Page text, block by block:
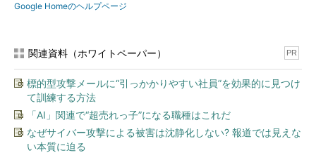
Google Homeのヘルプページ
関連資料（ホワイトペーパー） PR
標的型攻撃メールに“引っかかりやすい社員”を効果的に見つけ
て訓練する方法
「AI」関連で“超売れっ子”になる職種はこれだ
なぜサイバー攻撃による被害は沈静化しない? 報道では見えな
い本質に迫る